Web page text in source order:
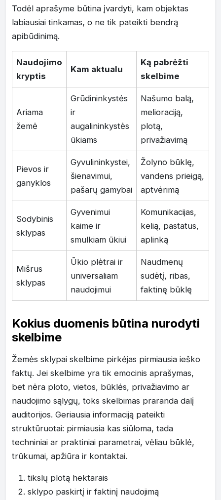
Todėl aprašyme būtina įvardyti, kam objektas
labiausiai tinkamas, o ne tik pateikti bendrą
apibūdinimą.
Naudojimo
kryptis
Kam aktualu
Ką pabrėžti
skelbime
Ariama
žemė
Grūdininkystės
ir
augalininkystės
ūkiams
Našumo balą,
melioraciją,
plotą,
privažiavimą
Pievos ir
ganyklos
Gyvulininkystei,
šienavimui,
pašarų gamybai
Žolyno būklę,
vandens prieigą,
aptvėrimą
Sodybinis
sklypas
Gyvenimui
kaime ir
smulkiam ūkiui
Komunikacijas,
kelią, pastatus,
aplinką
Mišrus
sklypas
Ūkio plėtrai ir
universaliam
naudojimui
Naudmenų
sudėtį, ribas,
faktinę būklę
Kokius duomenis būtina nurodyti
skelbime
Žemės sklypai skelbime pirkėjas pirmiausia ieško
faktų. Jei skelbime yra tik emocinis aprašymas,
bet nėra ploto, vietos, būklės, privažiavimo ar
naudojimo sąlygų, toks skelbimas praranda dalį
auditorijos. Geriausia informaciją pateikti
struktūruotai: pirmiausia kas siūloma, tada
techniniai ar praktiniai parametrai, vėliau būklė,
trūkumai, apžiūra ir kontaktai.
tikslų plotą hektarais
sklypo paskirtį ir faktinį naudojimą